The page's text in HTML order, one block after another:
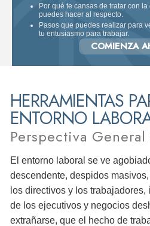
Por qué te cansas de tratar con
puedes hacer al respecto.
Pasos que puedes realizar para
tu entusiasmo para trabajar.
COMIENZA
HERRAMIENTAS
ENTORNO
Perspectiva
El entorno laboral se ve
descendente, despidos
los directivos y los
de los ejecutivos y negocios
extrañarse, que el hecho de